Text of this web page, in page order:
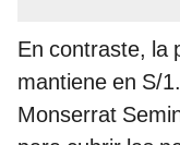
En contraste, la
mantiene en S/
Monserrat